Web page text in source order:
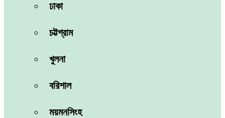
ঢাকা
চট্টগ্রাম
খুলনা
বরিশাল
ময়মনসিংহ